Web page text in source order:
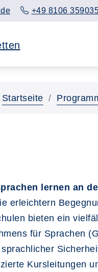
+49 8106
Startseite
lernen an
erleichtern
bieten ein
für Sprachen
Kursleitungen